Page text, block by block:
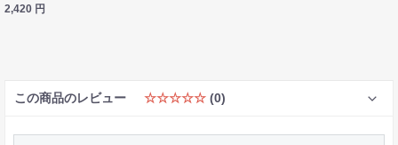
2,420 円
この商品のレビュー ☆☆☆☆☆ (0)